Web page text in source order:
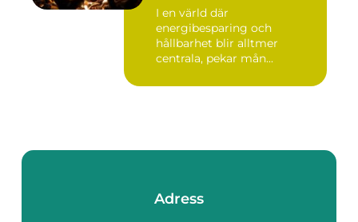
I en värld där
energibesparing och
hållbarhet blir alltmer
centrala, pekar mån...
Adress